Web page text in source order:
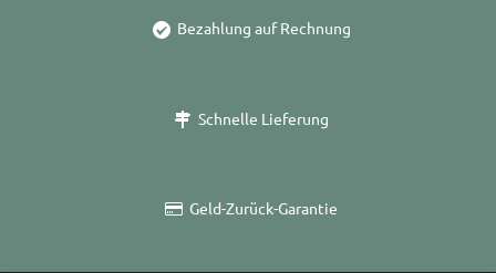
Bezahlung auf Rechnung
Schnelle Lieferung
Geld-Zurück-Garantie